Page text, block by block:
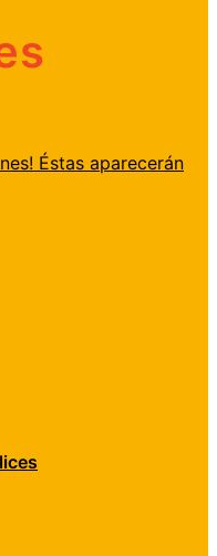
Éstas aparecerán